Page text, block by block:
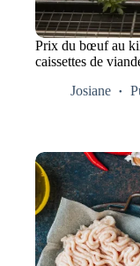
Prix du bœuf au
caissettes de
Josiane